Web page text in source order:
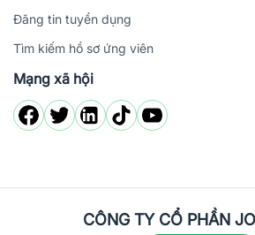
Đăng tin tuyển dụng
Tìm kiếm hồ sơ ứng viên
Mạng xã hội
CÔNG TY CỔ PHẦN